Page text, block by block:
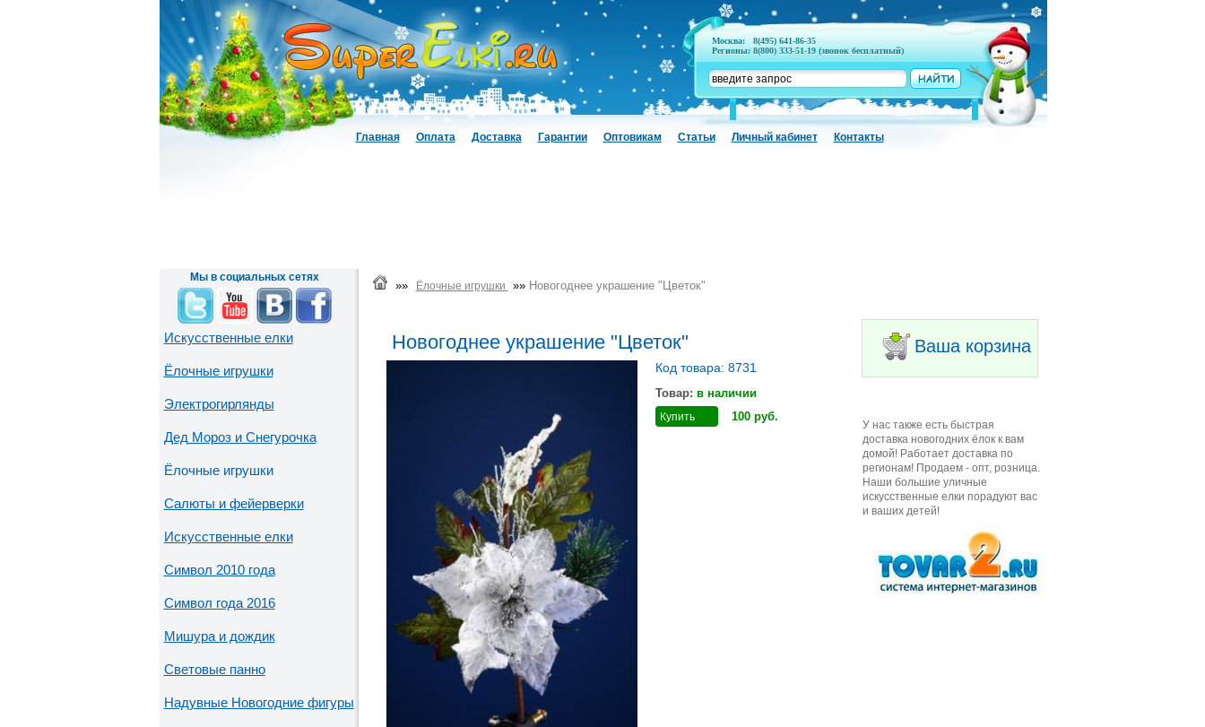
Москва:
8(495) 641-86-35
Регионы: 8(800) 333-51-19 (звонок бесплатный)
Главная Оплата Доставка Гарантии Оптовикам Статьи Личный кабинет Контакты
Ваша корзина
У нас также есть быстрая
доставка новогодних ёлок к вам
домой! Работает доставка по
регионам! Продаем - опт, розница.
Наши большие уличные
искусственные елки порадуют вас
и ваших детей!
Мы в социальных сетях
Искусственные елки
Ёлочные игрушки
Электрогирлянды
Дед Мороз и Снегурочка
Ёлочные игрушки
Салюты и фейерверки
Искусственные елки
Символ 2010 года
Символ года 2016
Мишура и дождик
Световые панно
Надувные Новогодние фигуры
»» Ёлочные игрушки »» Новогоднее украшение "Цветок"
Новогоднее украшение "Цветок"
Код товара: 8731
Товар: в наличии
Купить 100 руб.